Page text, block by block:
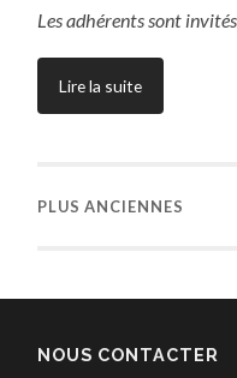
Les adhérents sont
Lire la suite
PLUS ANCIENNES
NOUS CONTACTER